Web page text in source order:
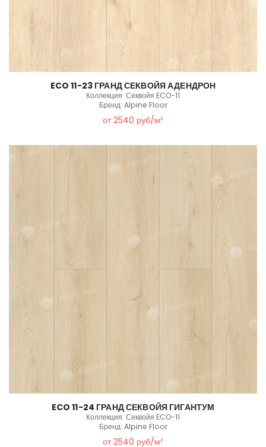
ECO 11-23 ГРАНД СЕКВОЙЯ АДЕНДРОН
Коллекция: Секвойя ECO-11
Бренд: Alpine Floor
от 2540 руб/м²
ECO 11-24 ГРАНД СЕКВОЙЯ ГИГАНТУМ
Коллекция: Секвойя ECO-11
Бренд: Alpine Floor
от 2540 руб/м²